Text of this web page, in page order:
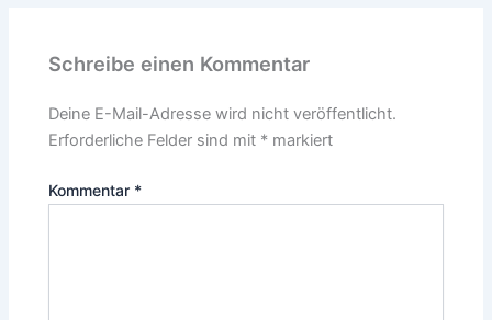
Schreibe einen Kommentar
Deine E-Mail-Adresse wird nicht veröffentlicht.
Erforderliche Felder sind mit * markiert
Kommentar *